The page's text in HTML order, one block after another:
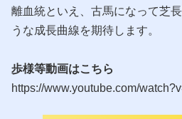
離血統といえ、古馬になって芝
うな成長曲線を期待します。
歩様等動画はこちら
https://www.youtube.com/